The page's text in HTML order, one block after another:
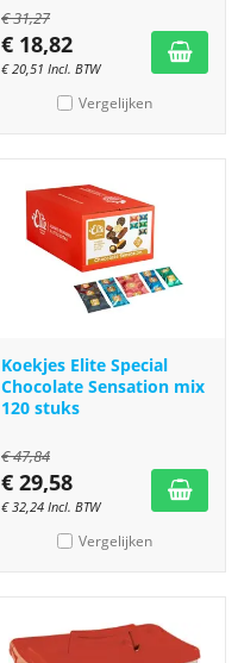
€31,27
€ 18,82
€20,51 Incl. BTW
Vergelijken
Koekjes Elite Special
Chocolate Sensation mix
120 stuks
€47,84
€ 29,58
€32,24 Incl. BTW
Vergelijken